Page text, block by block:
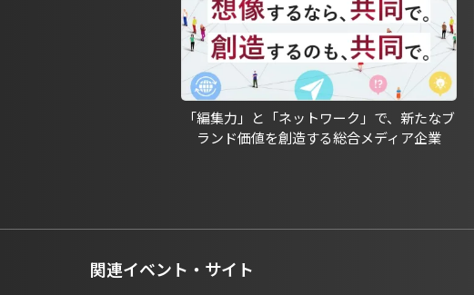
「編集力」と「ネットワーク」で、新たなブ
ランド価値を創造する総合メディア企業
関連イベント・サイト